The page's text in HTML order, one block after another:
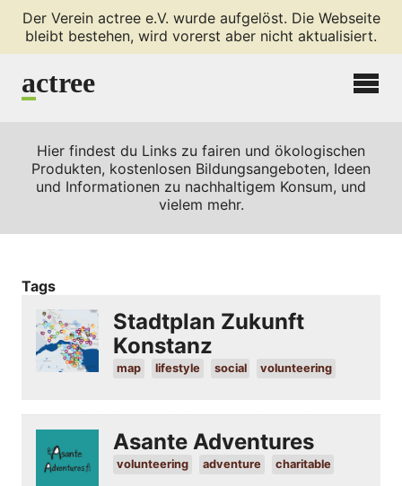
Der Verein actree e.V. wurde aufgelöst. Die Webseite
bleibt bestehen, wird vorerst aber nicht aktualisiert.
actree
Hier findest du Links zu fairen und ökologischen
Produkten, kostenlosen Bildungsangeboten, Ideen
und Informationen zu nachhaltigem Konsum, und
vielem mehr.
Tags
Stadtplan Zukunft
Konstanz
map lifestyle social volunteering
Asante Adventures
volunteering adventure charitable